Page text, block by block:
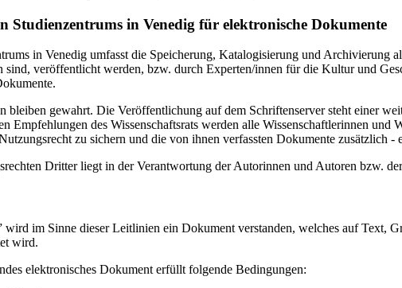
Studienzentrums in Venedig für elektronische Dokumente
in Venedig umfasst die Speicherung, Katalogisierung und Archivierung
sind, veröffentlicht werden, bzw. durch Experten/innen für die Kultur und
bleiben gewahrt. Die Veröffentlichung auf dem Schriftenserver steht einer
Empfehlungen des Wissenschaftsrats werden alle Wissenschaftlerinnen
zu sichern und die von ihnen verfassten Dokumente zusätzlich
Dritter liegt in der Verantwortung der Autorinnen und Autoren bzw.
im Sinne dieser Leitlinien ein Dokument verstanden, welches auf Text,
wird.
elektronisches Dokument erfüllt folgende Bedingungen: